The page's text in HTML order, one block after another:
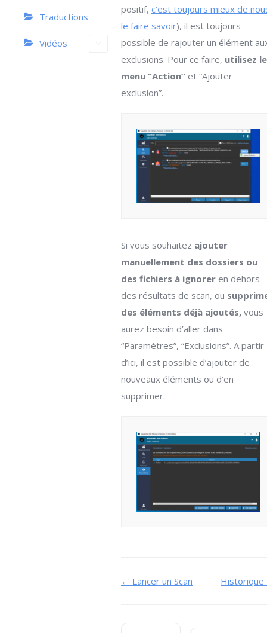
Traductions
Vidéos
positif, c’est toujours mieux de
le faire savoir), il est toujours
possible de rajouter un élément
exclusions. Pour ce faire, utilisez le
menu “Action” et “Ajouter
exclusion”.
Si vous souhaitez ajouter
manuellement des dossiers ou
des fichiers à ignorer en dehors
des résultats de scan, ou
des éléments déjà ajoutés, vous
aurez besoin d’aller dans
“Paramètres”, “Exclusions”. A partir
d’ici, il est possible d’ajouter de
nouveaux éléments ou d’en
supprimer.
Navigation
← Lancer un Scan